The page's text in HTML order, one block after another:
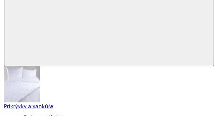
Prikrývky a vankúše